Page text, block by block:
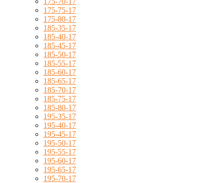
175-75-17
175-80-17
185-35-17
185-40-17
185-45-17
185-50-17
185-55-17
185-60-17
185-65-17
185-70-17
185-75-17
185-80-17
195-35-17
195-40-17
195-45-17
195-50-17
195-55-17
195-60-17
195-65-17
195-70-17